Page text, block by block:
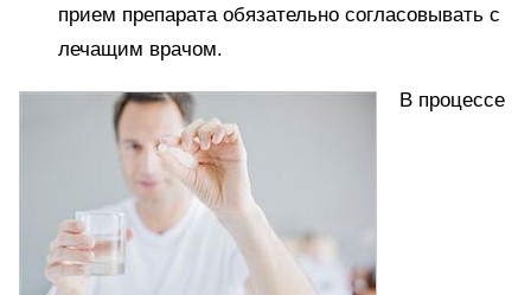
прием препарата обязательно согласовывать с
лечащим врачом.
В процессе